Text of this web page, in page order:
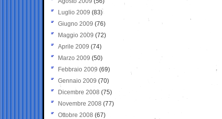
Luglio 2009 (83)
Giugno 2009 (76)
Maggio 2009 (72)
Aprile 2009 (74)
Marzo 2009 (50)
Febbraio 2009 (69)
Gennaio 2009 (70)
Dicembre 2008 (75)
Novembre 2008 (77)
Ottobre 2008 (67)